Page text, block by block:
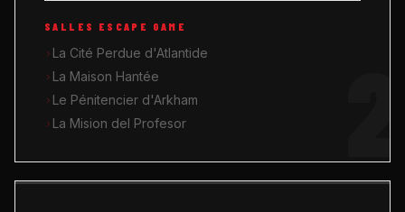
SALLES ESCAPE GAME
La Cité Perdue d'Atlantide
La Maison Hantée
Le Pénitencier d'Arkham
La Mision del Profesor